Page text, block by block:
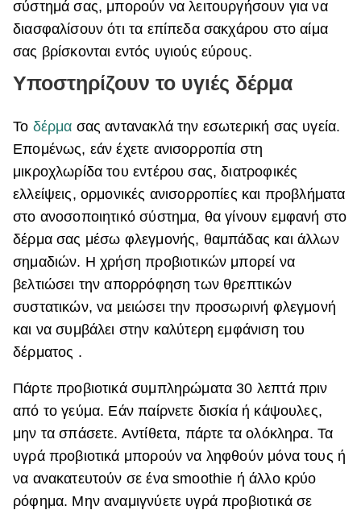
σύστημά σας, μπορούν να λειτουργήσουν για να
διασφαλίσουν ότι τα επίπεδα σακχάρου στο αίμα
σας βρίσκονται εντός υγιούς εύρους.
Υποστηρίζουν το υγιές δέρμα
Το δέρμα σας αντανακλά την εσωτερική σας υγεία.
Επομένως, εάν έχετε ανισορροπία στη
μικροχλωρίδα του εντέρου σας, διατροφικές
ελλείψεις, ορμονικές ανισορροπίες και προβλήματα
στο ανοσοποιητικό σύστημα, θα γίνουν εμφανή στο
δέρμα σας μέσω φλεγμονής, θαμπάδας και άλλων
σημαδιών. Η χρήση προβιοτικών μπορεί να
βελτιώσει την απορρόφηση των θρεπτικών
συστατικών, να μειώσει την προσωρινή φλεγμονή
και να συμβάλει στην καλύτερη εμφάνιση του
δέρματος .
Πάρτε προβιοτικά συμπληρώματα 30 λεπτά πριν
από το γεύμα. Εάν παίρνετε δισκία ή κάψουλες,
μην τα σπάσετε. Αντίθετα, πάρτε τα ολόκληρα. Τα
υγρά προβιοτικά μπορούν να ληφθούν μόνα τους ή
να ανακατευτούν σε ένα smoothie ή άλλο κρύο
ρόφημα. Μην αναμιγνύετε υγρά προβιοτικά σε